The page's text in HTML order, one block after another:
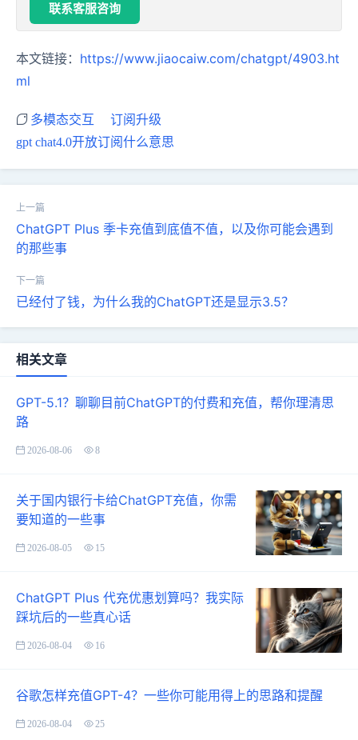
联系客服咨询
本文链接： https://www.jiaocaiw.com/chatgpt/4903.ht
ml
多模态交互
订阅升级
gpt chat4.0开放订阅什么意思
ChatGPT Plus 季卡充值到底值不值，以及你可能会遇到
的那些事
已经付了钱，为什么我的ChatGPT还是显示3.5？
相关文章
GPT-5.1？聊聊目前ChatGPT的付费和充值，帮你理清思
路
2026-08-06 8
关于国内银行卡给ChatGPT充值，你需
要知道的一些事
2026-08-05 15
ChatGPT Plus 代充优惠划算吗？我实际
踩坑后的一些真心话
2026-08-04 16
谷歌怎样充值GPT-4？一些你可能用得上的思路和提醒
2026-08-04 25